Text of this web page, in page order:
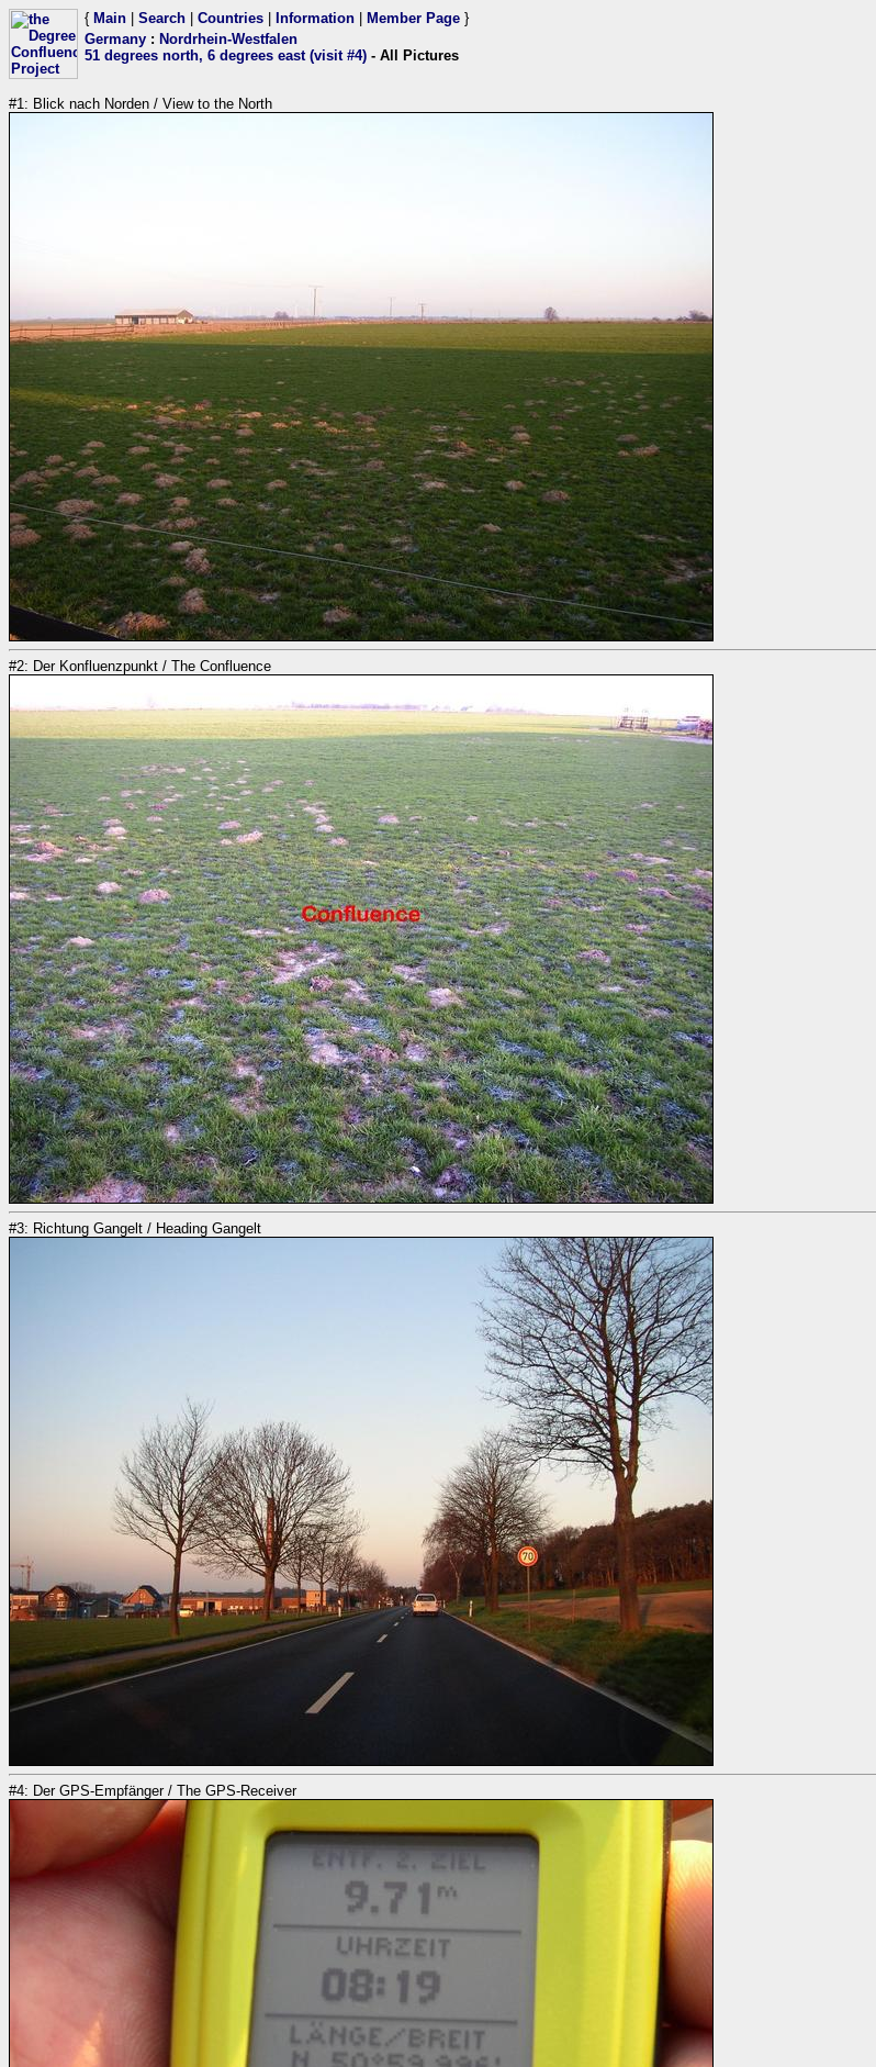
{ Main Search Countries Information Member Page }
Germany : Nordrhein-Westfalen
51 degrees north, 6 degrees east (visit #4) - All Pictures
#1: Blick nach Norden / View to the North
#2: Der Konfluenzpunkt / The Confluence
#3: Richtung Gangelt / Heading Gangelt
#4: Der GPS-Empfänger / The GPS-Receiver